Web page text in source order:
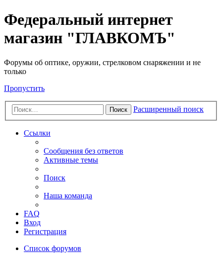
Федеральный интернет
магазин "ГЛАВКОМЪ"
Форумы об оптике, оружии, стрелковом снаряжении и не
только
Пропустить
Поиск Расширенный поиск
Ссылки
Сообщения без ответов
Активные темы
Поиск
Наша команда
FAQ
Вход
Регистрация
Список форумов